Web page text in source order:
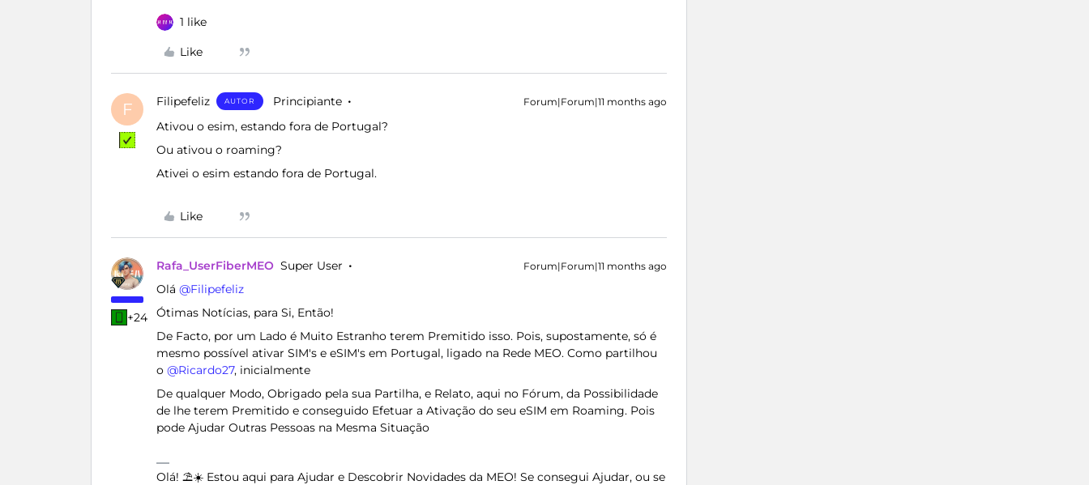
1 like
Like
F Filipefeliz AUTOR Principiante Forum|Forum|11 months ago
Ativou o esim, estando fora de Portugal?
Ou ativou o roaming?
Ativei o esim estando fora de Portugal.
Like
+24
Rafa_UserFiberMEO Super User Forum|Forum|11 months ago
Olá ​ @Filipefeliz
Ótimas Notícias, para Si, Então!
De Facto, por um Lado é Muito Estranho terem Premitido isso. Pois, supostamente, só é
mesmo possível ativar SIM's e eSIM's em Portugal, ligado na Rede MEO. Como partilhou
o ​ @Ricardo27, inicialmente
De qualquer Modo, Obrigado pela sua Partilha, e Relato, aqui no Fórum, da Possibilidade
de lhe terem Premitido e conseguido Efetuar a Ativação do seu eSIM em Roaming. Pois
pode Ajudar Outras Pessoas na Mesma Situação
Olá! ⛱️☀️ Estou aqui para Ajudar e Descobrir Novidades da MEO! Se consegui Ajudar, ou se